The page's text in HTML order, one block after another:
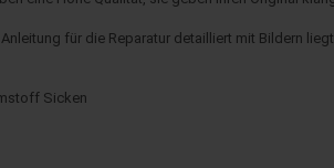
für die Reparatur detailliert mit Bildern
Sicken